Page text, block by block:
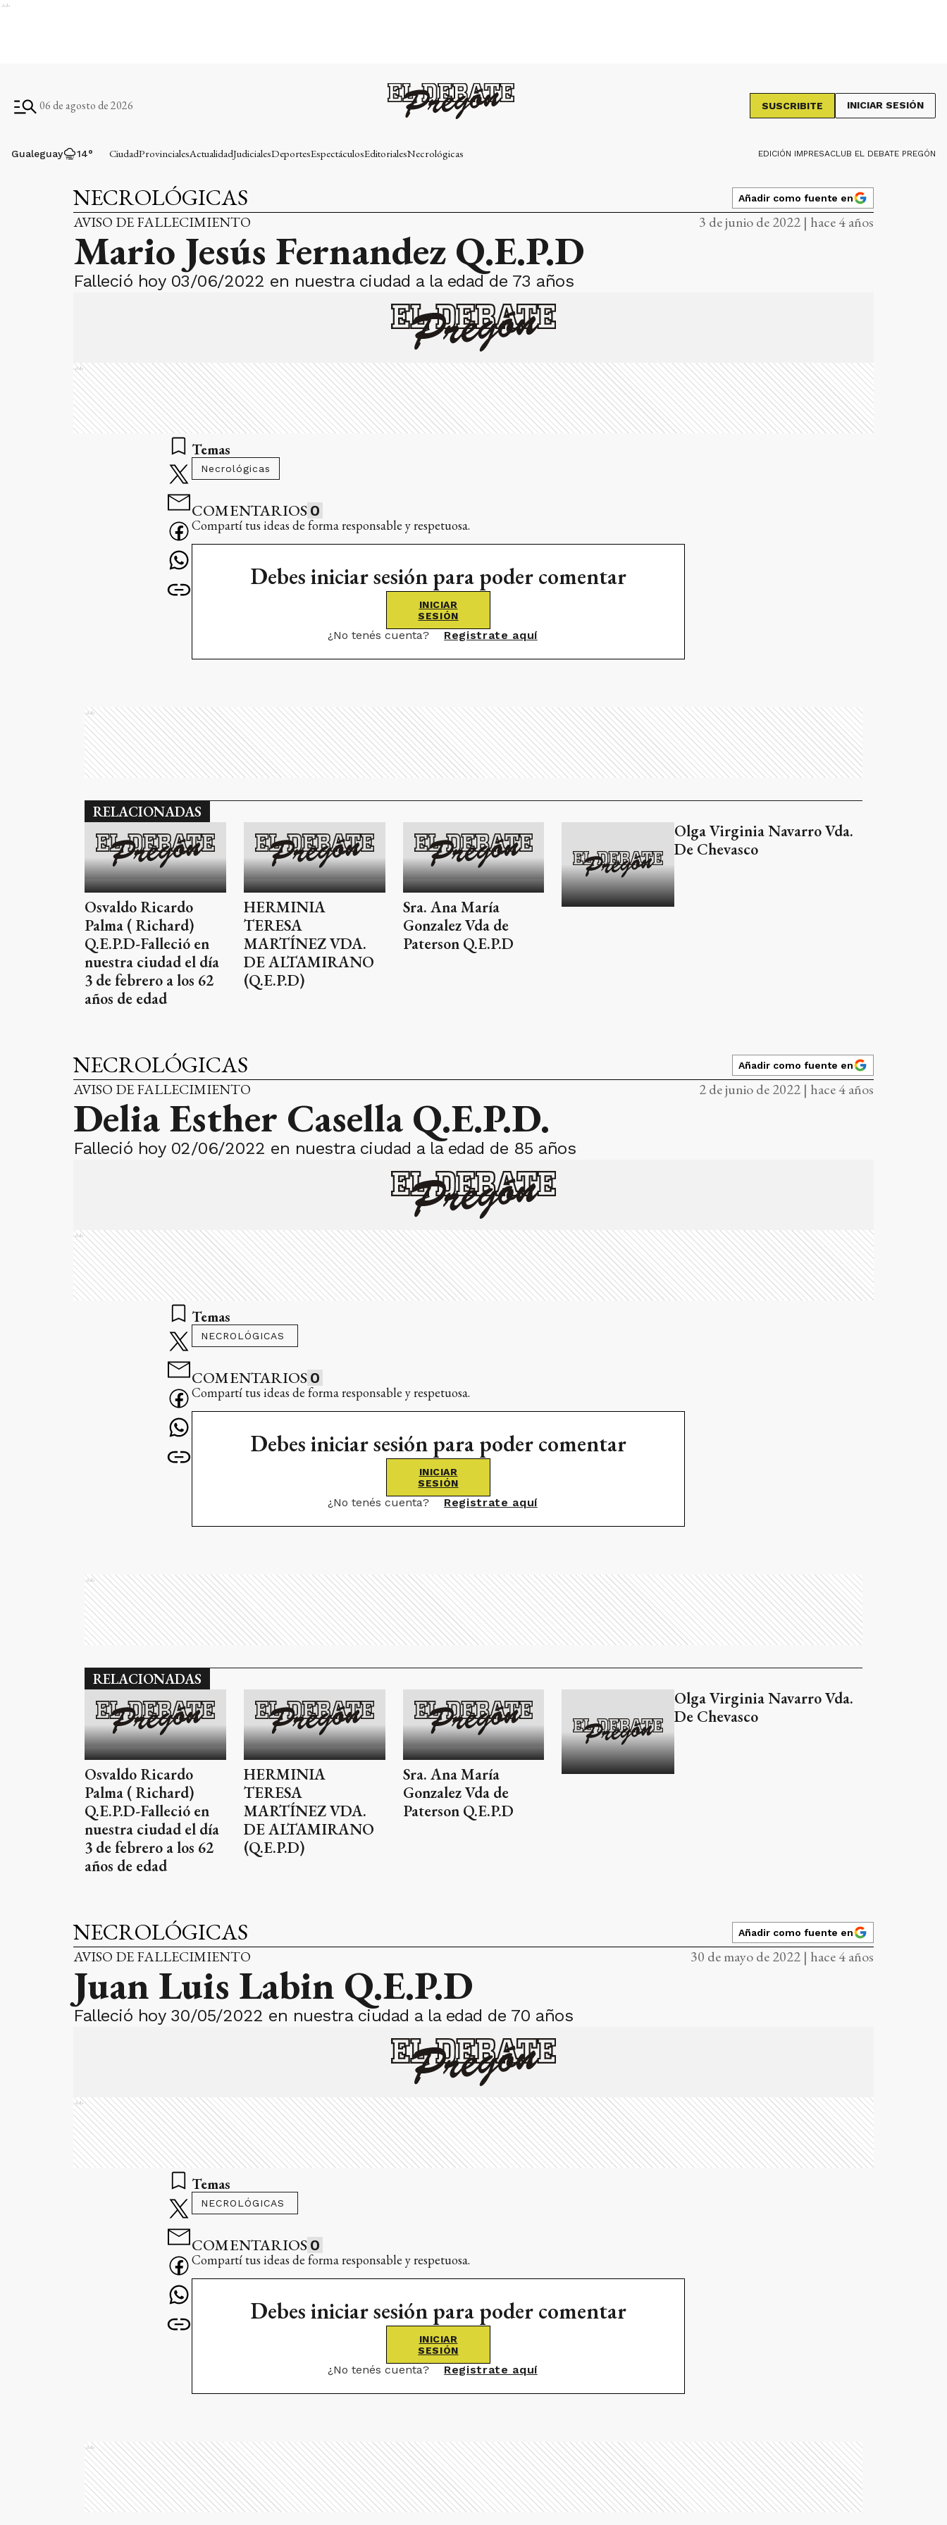
Ads
06 de agosto de 2026 SUSCRIBITE INICIAR SESIÓN
Gualeguay 14° CiudadProvincialesActualidadJudicialesDeportesEspectáculosEditorialesNecrológicas EDICIÓN IMPRESACLUB EL DEBATE PREGÓN
NECROLÓGICAS Añadir como fuente en
AVISO DE FALLECIMIENTO 3 de junio de 2022 | hace 4 años
Mario Jesús Fernandez Q.E.P.D
Falleció hoy 03/06/2022 en nuestra ciudad a la edad de 73 años
Ads
Temas
Necrológicas
COMENTARIOS 0
Compartí tus ideas de forma responsable y respetuosa.
Debes iniciar sesión para poder comentar
INICIAR
SESIÓN
¿No tenés cuenta? Registrate aquí
Ads
RELACIONADAS
Osvaldo Ricardo
Palma ( Richard)
Q.E.P.D-Falleció en
nuestra ciudad el día
3 de febrero a los 62
años de edad
HERMINIA
TERESA
MARTÍNEZ VDA.
DE ALTAMIRANO
(Q.E.P.D)
Sra. Ana María
Gonzalez Vda de
Paterson Q.E.P.D
Olga Virginia Navarro Vda.
De Chevasco
NECROLÓGICAS Añadir como fuente en
AVISO DE FALLECIMIENTO 2 de junio de 2022 | hace 4 años
Delia Esther Casella Q.E.P.D.
Falleció hoy 02/06/2022 en nuestra ciudad a la edad de 85 años
Ads
Temas
NECROLÓGICAS
COMENTARIOS 0
Compartí tus ideas de forma responsable y respetuosa.
Debes iniciar sesión para poder comentar
INICIAR
SESIÓN
¿No tenés cuenta? Registrate aquí
Ads
RELACIONADAS
Osvaldo Ricardo
Palma ( Richard)
Q.E.P.D-Falleció en
nuestra ciudad el día
3 de febrero a los 62
años de edad
HERMINIA
TERESA
MARTÍNEZ VDA.
DE ALTAMIRANO
(Q.E.P.D)
Sra. Ana María
Gonzalez Vda de
Paterson Q.E.P.D
Olga Virginia Navarro Vda.
De Chevasco
NECROLÓGICAS Añadir como fuente en
AVISO DE FALLECIMIENTO 30 de mayo de 2022 | hace 4 años
Juan Luis Labin Q.E.P.D
Falleció hoy 30/05/2022 en nuestra ciudad a la edad de 70 años
Ads
Temas
NECROLÓGICAS
COMENTARIOS 0
Compartí tus ideas de forma responsable y respetuosa.
Debes iniciar sesión para poder comentar
INICIAR
SESIÓN
¿No tenés cuenta? Registrate aquí
Ads